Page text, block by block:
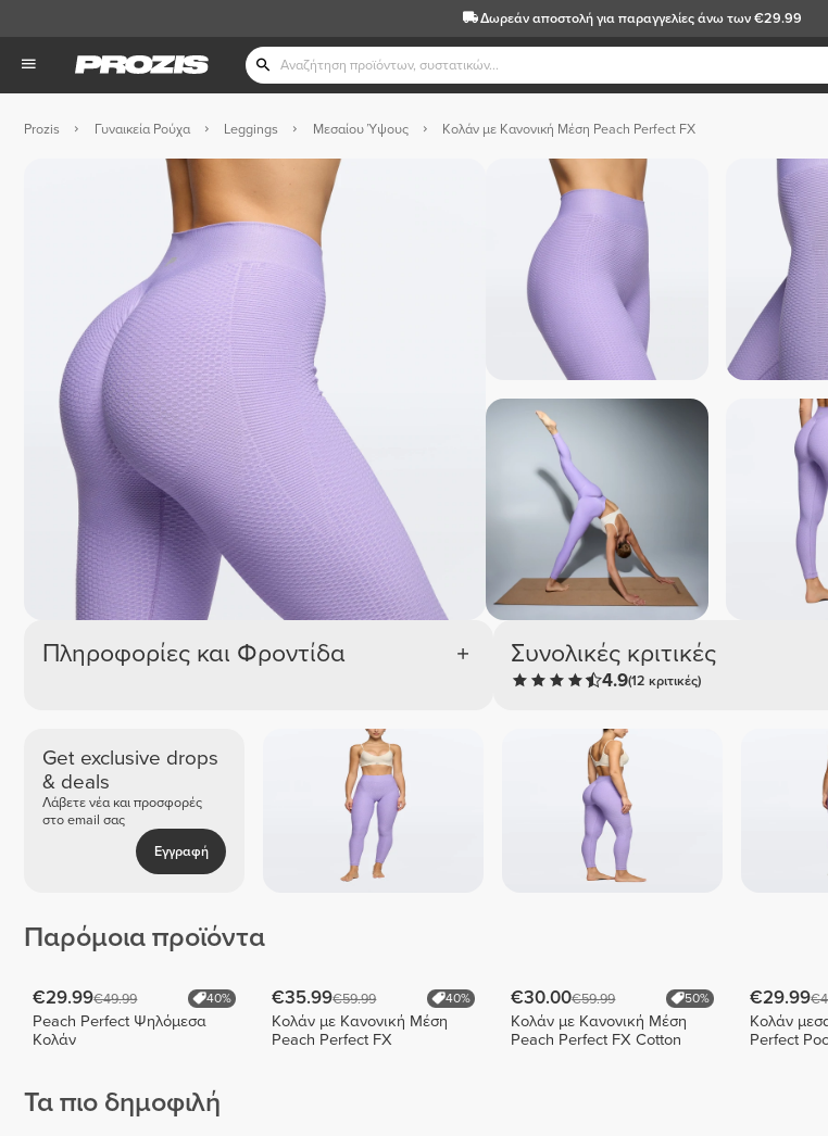
Δωρεάν αποστολήγια παραγγελίες άνω των €29.99
Prozis Γυναικεία Ρούχα Leggings Μεσαίου Ύψους Κολάν με Κανονική Μέση Peach Perfect FX
Πληροφορίες και Φροντίδα Συνολικές κριτικές
4.9(12 κριτικές)
Get exclusive drops
& deals
Λάβετε νέα και προσφορές
στο email σας
Εγγραφή
Παρόμοια προϊόντα
€29.99€49.99 40%
Peach Perfect Ψηλόμεσα
Κολάν
€35.99€59.99 40%
Κολάν με Κανονική Μέση
Peach Perfect FX
€30.00€59.99 50%
Κολάν με Κανονική Μέση
Peach Perfect FX Cotton
€29.99
Κολάν
Perfect
Τα πιο δημοφιλή
Πράσινο
Μελανζέ
Μπλε Ναυτικό Μπορντό